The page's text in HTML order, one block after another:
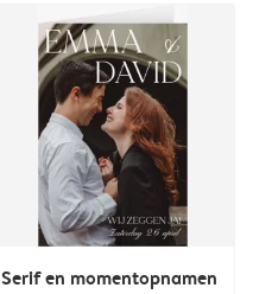
Serif en momentopnamen